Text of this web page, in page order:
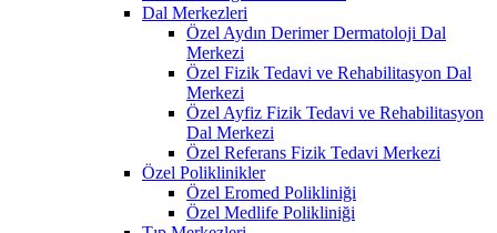
Dal Merkezleri
Özel Aydın Derimer Dermatoloji Dal
Merkezi
Özel Fizik Tedavi ve Rehabilitasyon Dal
Merkezi
Özel Ayfiz Fizik Tedavi ve Rehabilitasyon
Dal Merkezi
Özel Referans Fizik Tedavi Merkezi
Özel Poliklinikler
Özel Eromed Polikliniği
Özel Medlife Polikliniği